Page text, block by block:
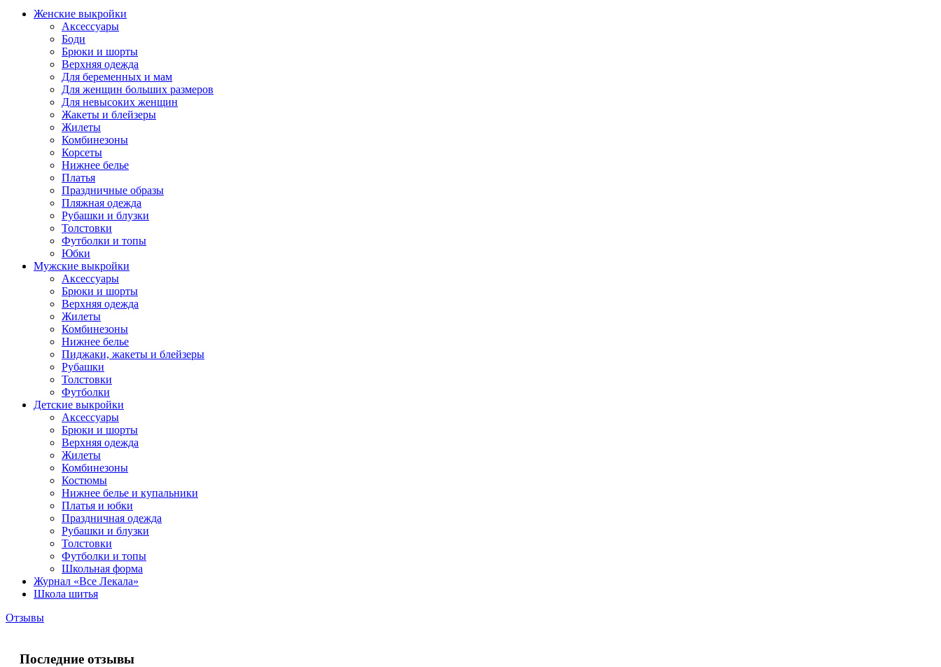
Женские выкройки
Аксессуары
Боди
Брюки и шорты
Верхняя одежда
Для беременных и мам
Для женщин больших размеров
Для невысоких женщин
Жакеты и блейзеры
Жилеты
Комбинезоны
Корсеты
Нижнее белье
Платья
Праздничные образы
Пляжная одежда
Рубашки и блузки
Толстовки
Футболки и топы
Юбки
Мужские выкройки
Аксессуары
Брюки и шорты
Верхняя одежда
Жилеты
Комбинезоны
Нижнее белье
Пиджаки, жакеты и блейзеры
Рубашки
Толстовки
Футболки
Детские выкройки
Аксессуары
Брюки и шорты
Верхняя одежда
Жилеты
Комбинезоны
Костюмы
Нижнее белье и купальники
Платья и юбки
Праздничная одежда
Рубашки и блузки
Толстовки
Футболки и топы
Школьная форма
Журнал «Все Лекала»
Школа шитья
Отзывы
Последние отзывы